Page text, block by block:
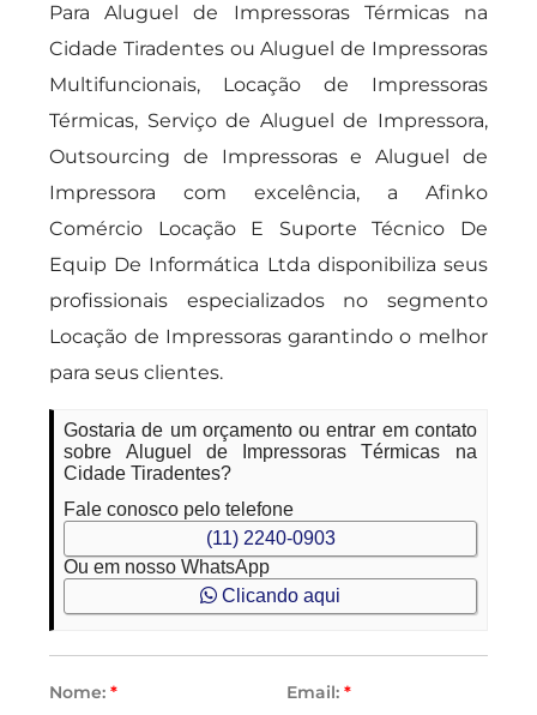
Para Aluguel de Impressoras Térmicas na
Cidade Tiradentes ou Aluguel de Impressoras
Multifuncionais, Locação de Impressoras
Térmicas, Serviço de Aluguel de Impressora,
Outsourcing de Impressoras e Aluguel de
Impressora com excelência, a Afinko
Comércio Locação E Suporte Técnico De
Equip De Informática Ltda disponibiliza seus
profissionais especializados no segmento
Locação de Impressoras garantindo o melhor
para seus clientes.
Gostaria de um orçamento ou entrar em contato
sobre Aluguel de Impressoras Térmicas na
Cidade Tiradentes?
Fale conosco pelo telefone
(11) 2240-0903
Ou em nosso WhatsApp
Clicando aqui
Nome:* Email: *